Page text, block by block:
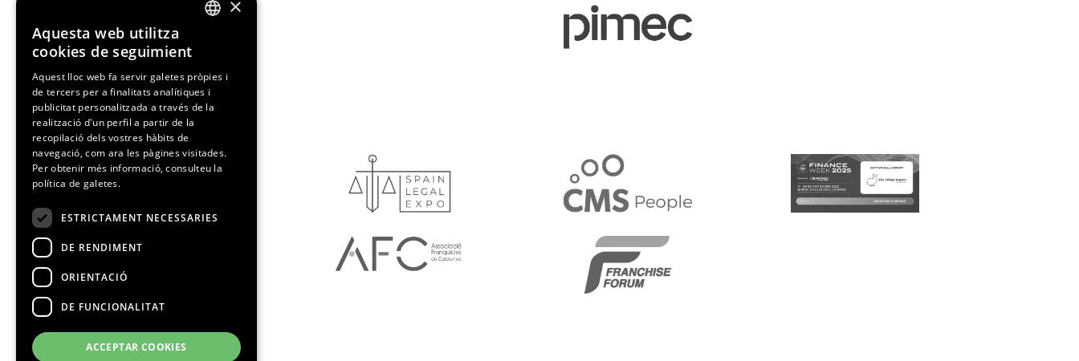
Media Partners
CATALAN
×
Aquesta web utilitza
cookies de seguimient
Aquest lloc web fa servir galetes pròpies i
de tercers per a finalitats analítiques i
publicitat personalitzada a través de la
realització d'un perfil a partir de la
recopilació dels vostres hàbits de
navegació, com ara les pàgines visitades.
Per obtenir més informació, consulteu la
política de galetes.
ESTRICTAMENT NECESSARIES
DE RENDIMENT
ORIENTACIÓ
DE FUNCIONALITAT
ACCEPTAR COOKIES